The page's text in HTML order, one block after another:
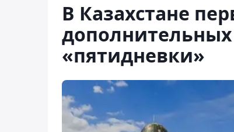
В Казахстане
«пятидневки»